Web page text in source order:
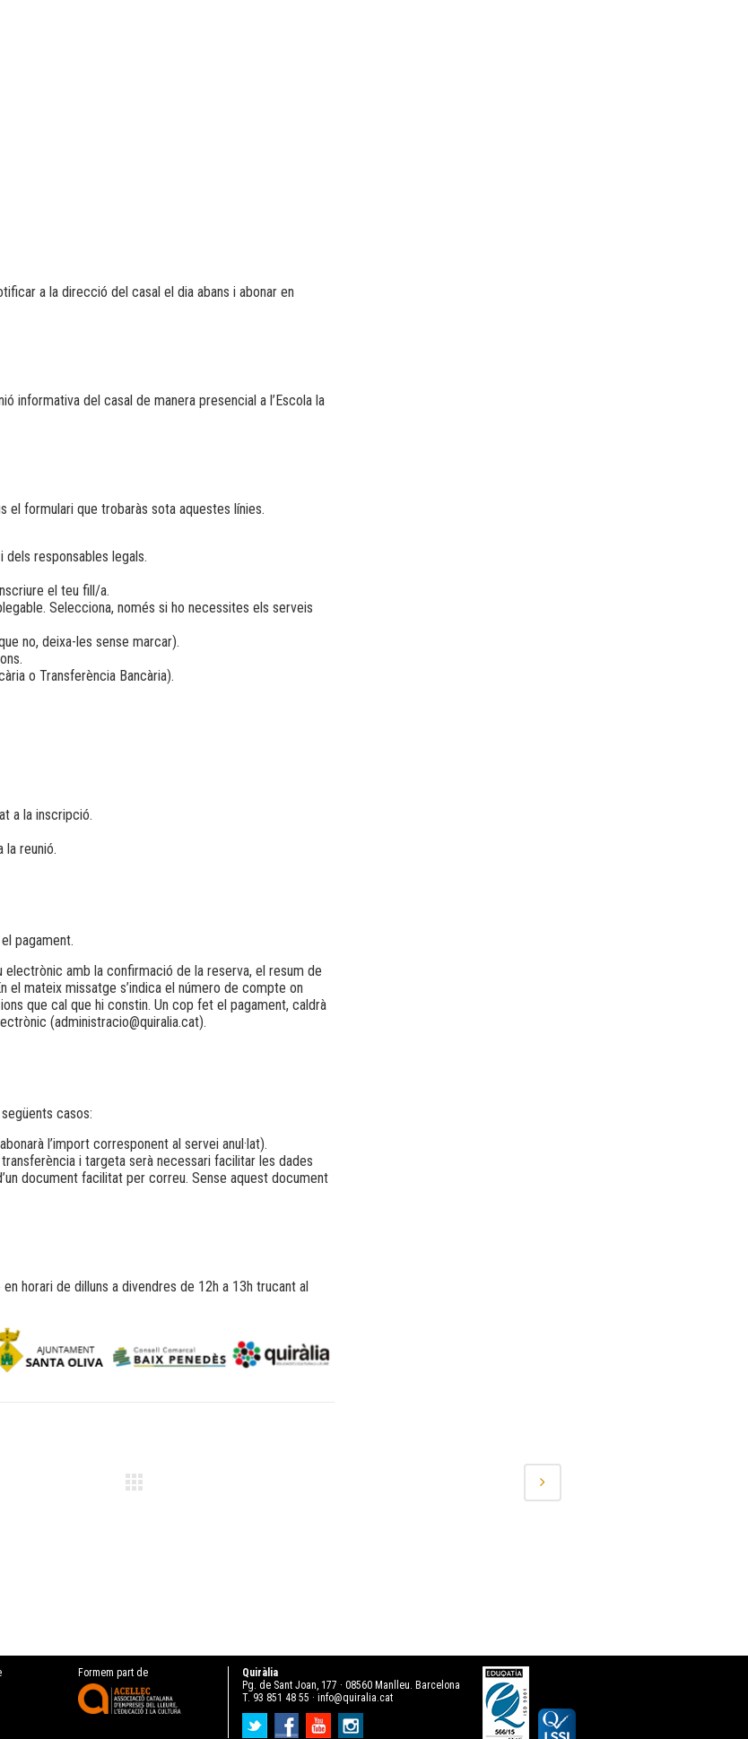
a la direcció del casal el dia abans i abonar en
informativa del casal de manera presencial a l’Escola la
el formulari que trobaràs sota aquestes línies.
dels responsables legals.
el teu fill/a.
Selecciona, només si ho necessites els serveis
no, deixa-les sense marcar).
o Transferència Bancària).
a la inscripció.
la reunió.
pagament.
electrònic amb la confirmació de la reserva, el resum de
mateix missatge s’indica el número de compte on
que cal que hi constin. Un cop fet el pagament, caldrà
(administracio@quiralia.cat).
casos:
l’import corresponent al servei anul·lat).
i targeta serà necessari facilitar les dades
document facilitat per correu. Sense aquest document
en horari de dilluns a divendres de 12h a 13h trucant al
Formem part de
Quiràlia
Pg. de Sant Joan, 177 · 08560 Manlleu. Barcelona
T. 93 851 48 55 · info@quiralia.cat